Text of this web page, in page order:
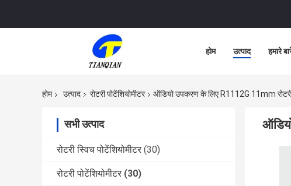
होम उत्पाद हमारे
होम उत्पाद रोटरी पोटेंशियोमीटर ऑडियो उपकरण के लिए R1112G 11mm
सभी उत्पाद
रोटरी स्विच पोटेंशियोमीटर (30)
रोटरी पोटेंशियोमीटर (30)